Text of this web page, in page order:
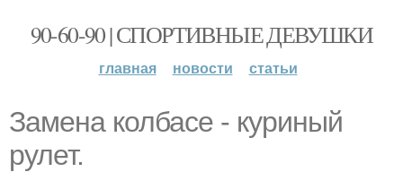
90-60-90 | СПОРТИВНЫЕ ДЕВУШКИ
главная новости статьи
Замена колбасе - куриный
рулет.